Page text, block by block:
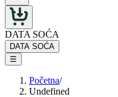
DATA SOĆA
DATA SOĆA
☰
Početna/
Undefined